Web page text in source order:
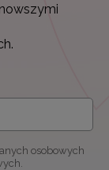
osobowych